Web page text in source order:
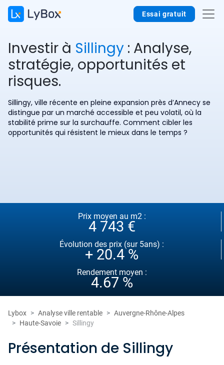
Essai gratuit
Investir à Sillingy : Analyse,
stratégie, opportunités et
risques.
Sillingy, ville récente en pleine expansion près d’Annecy se
distingue par un marché accessible et peu volatil, où la
stabilité prime sur la surchauffe. Comment cibler les
opportunités qui résistent le mieux dans le temps ?
Prix moyen au m2 :
4 743 €
Évolution des prix (sur 5ans) :
+ 20.4 %
Rendement moyen :
4.67 %
Lybox Analyse ville rentable
Auvergne-Rhône-Alpes
Haute-Savoie
Sillingy
Présentation de Sillingy